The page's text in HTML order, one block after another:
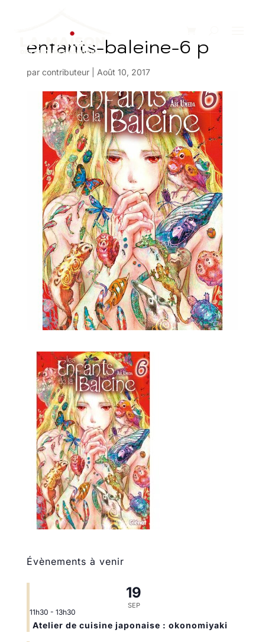
enfants-baleine-6 p
par contributeur| Août 10, 2017
Évènements à venir
19
SEP
11h30 - 13h30
Atelier de cuisine japonaise : okonomiyaki